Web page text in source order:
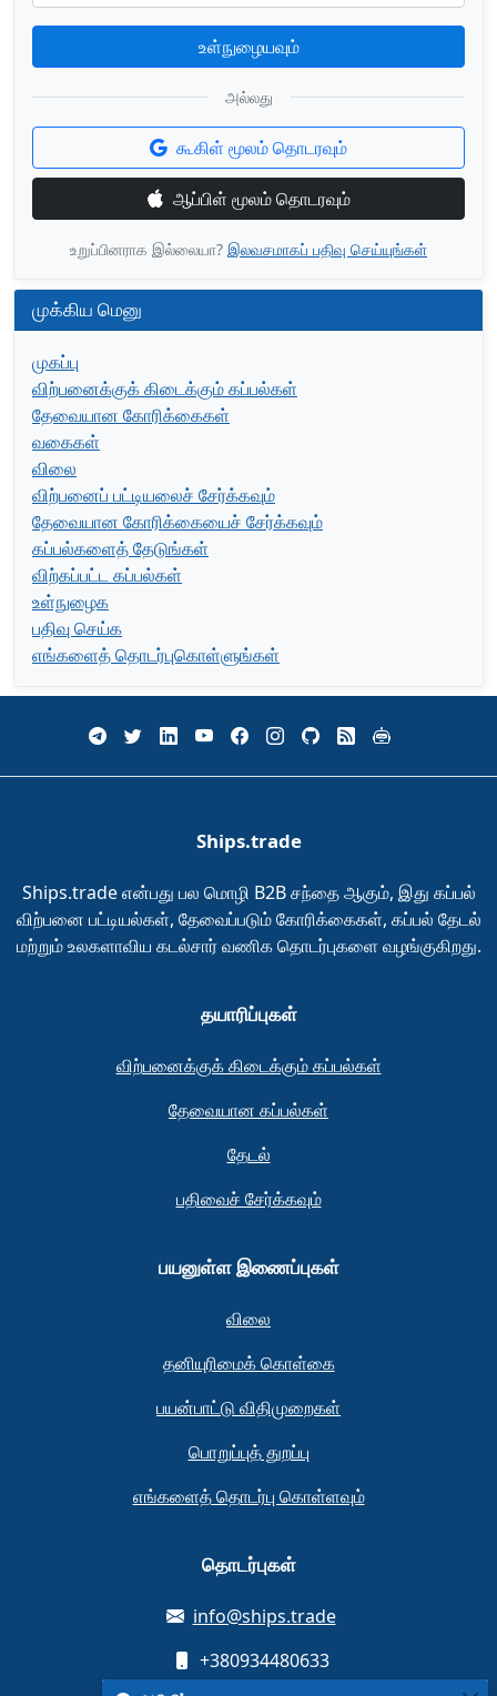
உள்நுழையவும்
அல்லது
கூகிள் மூலம் தொடரவும்
ஆப்பிள் மூலம் தொடரவும்
உறுப்பினராக இல்லையா? இலவசமாகப் பதிவு செய்யுங்கள்
முக்கிய மெனு
முகப்பு
விற்பனைக்குக் கிடைக்கும் கப்பல்கள்
தேவையான கோரிக்கைகள்
வகைகள்
விலை
விற்பனைப் பட்டியலைச் சேர்க்கவும்
தேவையான கோரிக்கையைச் சேர்க்கவும்
கப்பல்களைத் தேடுங்கள்
விற்கப்பட்ட கப்பல்கள்
உள்நுழைக
பதிவு செய்க
எங்களைத் தொடர்புகொள்ளுங்கள்
Ships.trade
Ships.trade என்பது பல மொழி B2B சந்தை ஆகும், இது கப்பல்
விற்பனை பட்டியல்கள், தேவைப்படும் கோரிக்கைகள், கப்பல் தேடல்
மற்றும் உலகளாவிய கடல்சார் வணிக தொடர்புகளை வழங்குகிறது.
தயாரிப்புகள்
விற்பனைக்குக் கிடைக்கும் கப்பல்கள்
தேவையான கப்பல்கள்
தேடல்
பதிவைச் சேர்க்கவும்
பயனுள்ள இணைப்புகள்
விலை
தனியுரிமைக் கொள்கை
பயன்பாட்டு விதிமுறைகள்
பொறுப்புத் துறப்பு
எங்களைத் தொடர்பு கொள்ளவும்
தொடர்புகள்
info@ships.trade
+380934480633